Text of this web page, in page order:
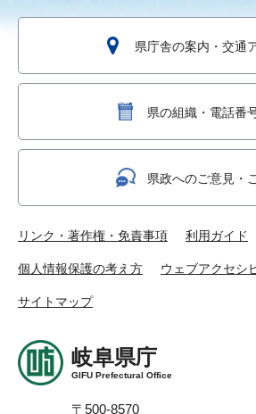
県庁舎の案内・交通
県の組織・電話番
県政へのご意見・
リンク・著作権・免責事項 利用ガイド
個人情報保護の考え方 ウェブアクセシ
サイトマップ
岐阜県庁
GIFU Prefectural Office
〒500-8570